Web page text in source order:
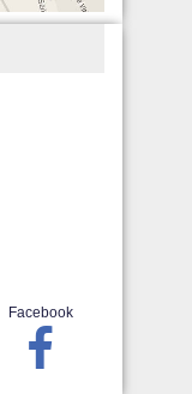
Facebook